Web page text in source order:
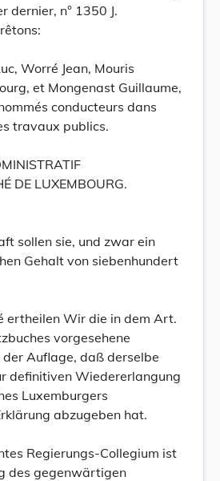
dernier, n° 1350 J.
Worré Jean, Mouris
et Mongenast Guillaume,
conducteurs dans
travaux publics.
DE LUXEMBOURG.
sollen sie, und zwar ein
Gehalt von siebenhundert
ertheilen Wir die in dem Art.
vorgesehene
Auflage, daß derselbe
definitiven Wiedererlangung
Luxemburgers
abzugeben hat.
Regierungs-Collegium ist
des gegenwärtigen